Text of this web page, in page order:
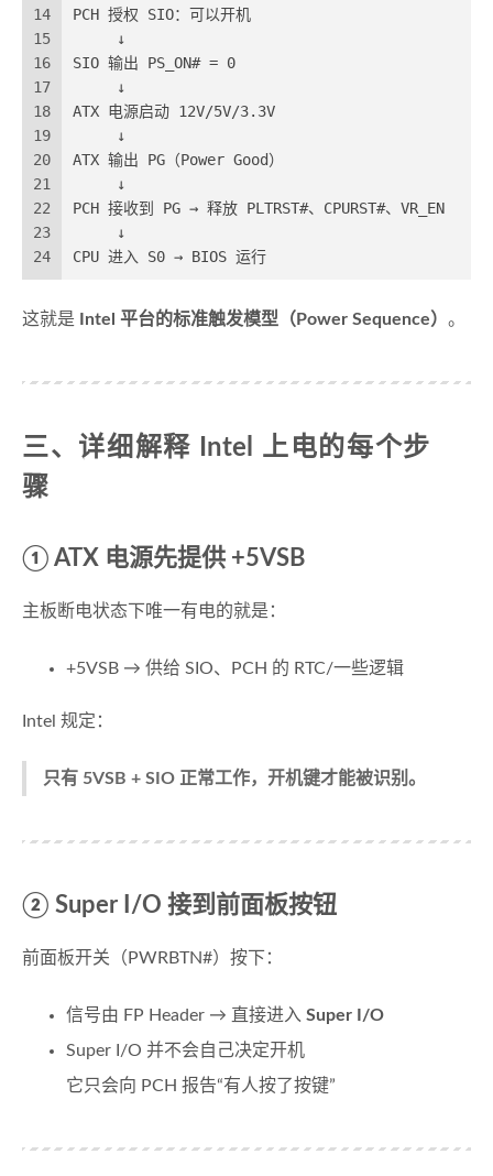
14
15
16
17
18
19
20
21
22
23
24
PCH 授权 SIO：可以开机
     ↓
SIO 输出 PS_ON# = 0
     ↓
ATX 电源启动 12V/5V/3.3V
     ↓
ATX 输出 PG（Power Good）
     ↓
PCH 接收到 PG → 释放 PLTRST#、CPURST#、VR_EN
     ↓
CPU 进入 S0 → BIOS 运行
这就是 Intel 平台的标准触发模型（Power Sequence） 。
三、详细解释 Intel 上电的每个步
骤
① ATX 电源先提供 +5VSB
主板断电状态下唯一有电的就是：
+5VSB → 供给 SIO、PCH 的 RTC/一些逻辑
Intel 规定：
只有 5VSB + SIO 正常工作，开机键才能被识别。
② Super I/O 接到前面板按钮
前面板开关（PWRBTN#）按下：
信号由 FP Header → 直接进入 Super I/O
Super I/O 并不会自己决定开机
它只会向 PCH 报告“有人按了按键”